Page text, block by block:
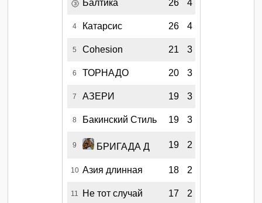
Балтика 26 4
4 Катарсис 26 4
5 Cohesion 21 3
6 ТОРНАДО 20 3
7 АЗЕРИ 19 3
8 Бакинский Стиль 19 3
9 БРИГАДА Д 19 2
10 Азия длинная 18 2
11 Не тот случай 17 2